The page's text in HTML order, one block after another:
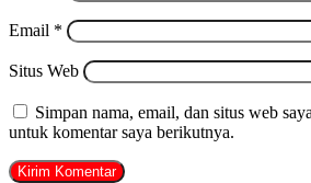
Email *
Situs Web
Simpan nama, email, dan situs web
untuk komentar saya berikutnya.